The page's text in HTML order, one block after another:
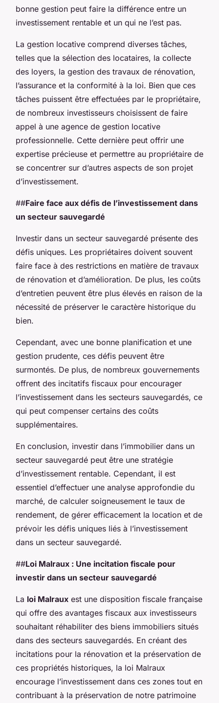
bonne gestion peut faire la différence entre un
investissement rentable et un qui ne l’est pas.
La gestion locative comprend diverses tâches,
telles que la sélection des locataires, la collecte
des loyers, la gestion des travaux de rénovation,
l’assurance et la conformité à la loi. Bien que ces
tâches puissent être effectuées par le propriétaire,
de nombreux investisseurs choisissent de faire
appel à une agence de gestion locative
professionnelle. Cette dernière peut offrir une
expertise précieuse et permettre au propriétaire de
se concentrer sur d’autres aspects de son projet
d’investissement.
##Faire face aux défis de l’investissement dans
un secteur sauvegardé
Investir dans un secteur sauvegardé présente des
défis uniques. Les propriétaires doivent souvent
faire face à des restrictions en matière de travaux
de rénovation et d’amélioration. De plus, les coûts
d’entretien peuvent être plus élevés en raison de la
nécessité de préserver le caractère historique du
bien.
Cependant, avec une bonne planification et une
gestion prudente, ces défis peuvent être
surmontés. De plus, de nombreux gouvernements
offrent des incitatifs fiscaux pour encourager
l’investissement dans les secteurs sauvegardés, ce
qui peut compenser certains des coûts
supplémentaires.
En conclusion, investir dans l’immobilier dans un
secteur sauvegardé peut être une stratégie
d’investissement rentable. Cependant, il est
essentiel d’effectuer une analyse approfondie du
marché, de calculer soigneusement le taux de
rendement, de gérer efficacement la location et de
prévoir les défis uniques liés à l’investissement
dans un secteur sauvegardé.
##Loi Malraux : Une incitation fiscale pour
investir dans un secteur sauvegardé
La loi Malraux est une disposition fiscale française
qui offre des avantages fiscaux aux investisseurs
souhaitant réhabiliter des biens immobiliers situés
dans des secteurs sauvegardés. En créant des
incitations pour la rénovation et la préservation de
ces propriétés historiques, la loi Malraux
encourage l’investissement dans ces zones tout en
contribuant à la préservation de notre patrimoine